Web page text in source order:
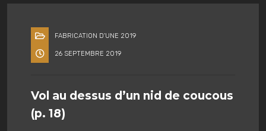
FABRICATION D'UNE 2019
26 SEPTEMBRE 2019
Vol au dessus d’un nid de coucous
(p. 18)